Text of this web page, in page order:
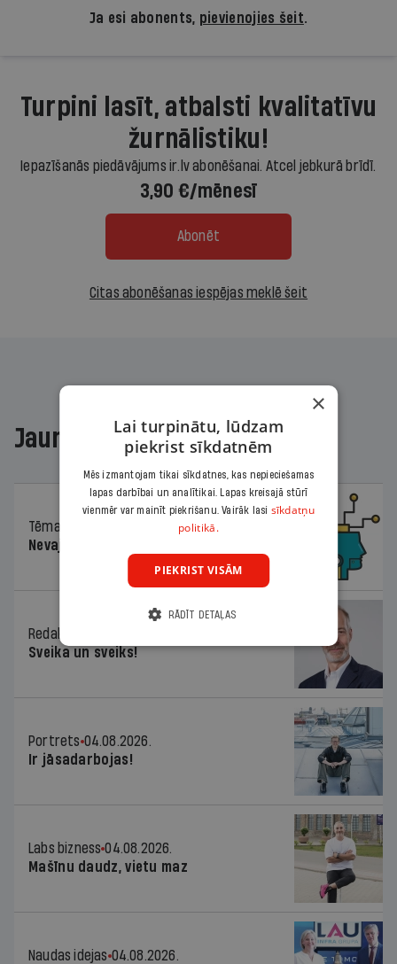
Ja esi abonents, pievienojies šeit.
Turpini lasīt, atbalsti kvalitatīvu
žurnālistiku!
Iepazīšanās piedāvājums ir.lv abonēšanai. Atcel jebkurā brīdī.
3,90 €/mēnesī
Abonēt
Citas abonēšanas iespējas meklē šeit
Jaunākajā žurnālā
Tēma
Nevajag baidīties!
Redaktora sleja
Sveika un sveiks!
Portrets 04.08.2026.
Ir jāsadarbojas!
Labs bizness 04.08.2026.
Mašīnu daudz, vietu maz
Naudas idejas 04.08.2026.
×
Lai turpinātu, lūdzam
piekrist sīkdatnēm
Mēs izmantojam tikai sīkdatnes, kas nepieciešamas
lapas darbībai un analītikai. Lapas kreisajā stūrī
vienmēr var mainīt piekrišanu. Vairāk lasi sīkdatņu
politikā.
PIEKRIST VISĀM
RĀDĪT DETAĻAS